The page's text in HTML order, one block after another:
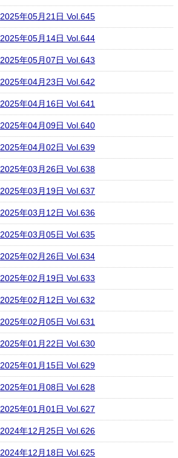
2025年05月21日 Vol.645
2025年05月14日 Vol.644
2025年05月07日 Vol.643
2025年04月23日 Vol.642
2025年04月16日 Vol.641
2025年04月09日 Vol.640
2025年04月02日 Vol.639
2025年03月26日 Vol.638
2025年03月19日 Vol.637
2025年03月12日 Vol.636
2025年03月05日 Vol.635
2025年02月26日 Vol.634
2025年02月19日 Vol.633
2025年02月12日 Vol.632
2025年02月05日 Vol.631
2025年01月22日 Vol.630
2025年01月15日 Vol.629
2025年01月08日 Vol.628
2025年01月01日 Vol.627
2024年12月25日 Vol.626
2024年12月18日 Vol.625